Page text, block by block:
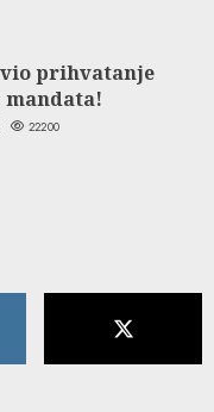
prihvatanje
22200